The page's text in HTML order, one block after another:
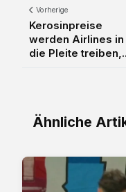
Vorherige
Kerosinpreise
werden Airlines in
die Pleite
Ähnliche